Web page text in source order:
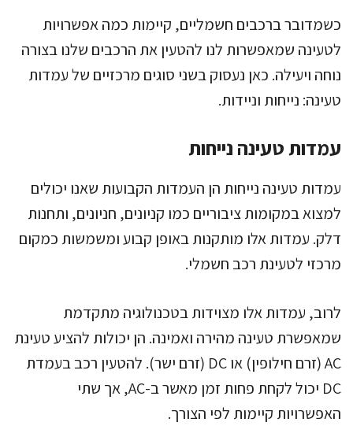
כשמדובר ברכבים חשמליים, קיימות כמה אפשרויות
לטעינה שמאפשרות לנו להטעין את הרכבים שלנו בצורה
נוחה ויעילה. כאן נעסוק בשני סוגים מרכזיים של עמדות
טעינה: נייחות וניידות.
עמדות טעינה נייחות
עמדות טעינה נייחות הן העמדות הקבועות שאנו יכולים
למצוא במקומות ציבוריים כמו קניונים, חניונים, ותחנות
דלק. עמדות אלו מותקנות באופן קבוע ומשמשות כמקום
מרכזי לטעינת רכב חשמלי.
לרוב, עמדות אלו מצוידות בטכנולוגיה מתקדמת
שמאפשרת טעינה מהירה ואמינה. הן יכולות להציע טעינת
AC (זרם חילופין) או DC (זרם ישר). להטעין רכב בעמדת
DC יכול לקחת פחות זמן מאשר ב-AC, אך שתי
האפשרויות קיימות לפי הצורך.